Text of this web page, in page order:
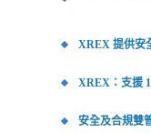
XREX 提供安
XREX：支援
安全及合規雙